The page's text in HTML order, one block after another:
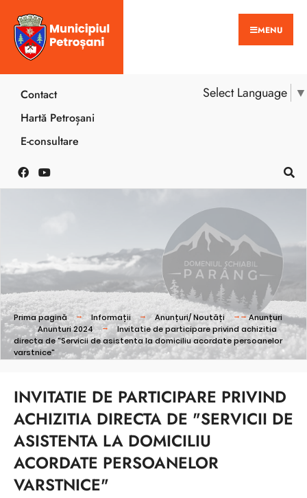
MENU
Select Language ▼
Contact
Hartă Petroșani
E-consultare
Prima pagină Informații Anunțuri/ Noutăți
Anunțuri
Anunturi 2024
Invitatie de participare privind achizitia
directa de "Servicii de asistenta la domiciliu acordate persoanelor
varstnice"
INVITATIE DE PARTICIPARE PRIVIND
ACHIZITIA DIRECTA DE "SERVICII DE
ASISTENTA LA DOMICILIU
ACORDATE PERSOANELOR
VARSTNICE"